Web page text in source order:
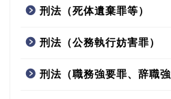
刑法（死体遺棄罪等）
刑法（公務執行妨害罪）
刑法（職務強要罪、辞職強